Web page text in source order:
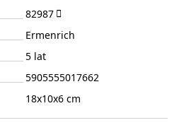
82987
Ermenrich
5 lat
5905555017662
18x10x6 cm